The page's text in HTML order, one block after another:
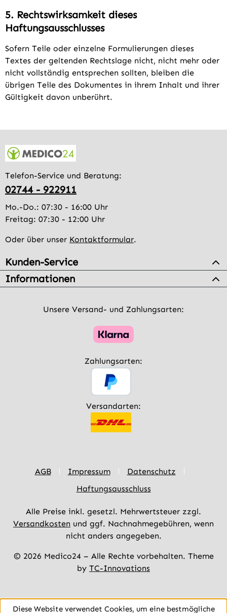
5. Rechtswirksamkeit dieses
Haftungsausschlusses
Sofern Teile oder einzelne Formulierungen dieses
Textes der geltenden Rechtslage nicht, nicht mehr oder
nicht vollständig entsprechen sollten, bleiben die
übrigen Teile des Dokumentes in ihrem Inhalt und ihrer
Gültigkeit davon unberührt.
Telefon-Service und Beratung:
02744 - 922911
Mo.-Do.: 07:30 - 16:00 Uhr
Freitag: 07:30 - 12:00 Uhr
Oder über unser Kontaktformular.
Kunden-Service
Informationen
Unsere Versand- und Zahlungsarten:
Zahlungsarten:
Versandarten:
AGB Impressum
Datenschutz
Haftungsausschluss
Alle Preise inkl. gesetzl. Mehrwertsteuer zzgl.
Versandkosten und ggf. Nachnahmegebühren, wenn
nicht anders angegeben.
© 2026 Medico24 – Alle Rechte vorbehalten. Theme
by TC-Innovations
Diese Website verwendet Cookies, um eine bestmögliche